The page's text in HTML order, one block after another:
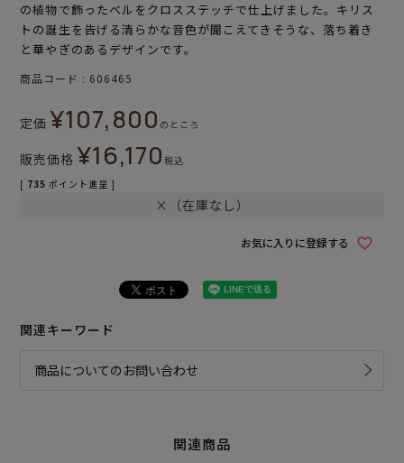
の植物で飾ったベルをクロスステッチで仕上げました。キリス
トの誕生を告げる清らかな音色が聞こえてきそうな、落ち着き
と華やぎのあるデザインです。
商品コード 606465
定価 ¥107,800 のところ
販売価格 ¥16,170税込
[ 735 ポイント進呈 ]
×（在庫なし）
お気に入りに登録する
関連キーワード
商品についてのお問い合わせ
関連商品